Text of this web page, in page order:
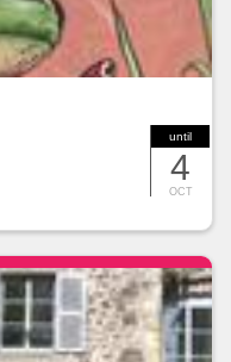
until
4
OCT